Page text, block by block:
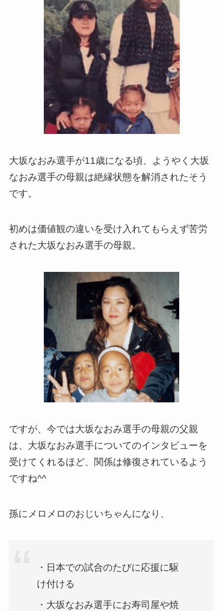
大坂なおみ選手が11歳になる頃、ようやく大坂
なおみ選手の母親は絶縁状態を解消されたそう
です。
初めは価値観の違いを受け入れてもらえず苦労
された大坂なおみ選手の母親。
ですが、今では大坂なおみ選手の母親の父親
は、大坂なおみ選手についてのインタビューを
受けてくれるほど、関係は修復されているよう
ですね^^
孫にメロメロのおじいちゃんになり、
・日本での試合のたびに応援に駆
け付ける
・大坂なおみ選手にお寿司屋や焼